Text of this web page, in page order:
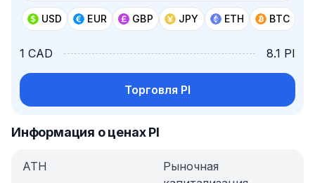
USD EUR GBP JPY ETH BTC
1 CAD 8.1 PI
Торговля PI
Информация о ценах PI
ATH
Рыночная